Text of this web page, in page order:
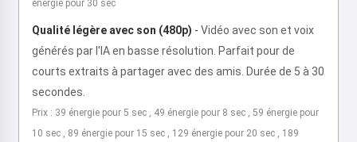
énergie pour 30 sec
Qualité légère avec son (480p) - Vidéo avec son et voix
générés par l'IA en basse résolution. Parfait pour de
courts extraits à partager avec des amis. Durée de 5 à 30
secondes.
Prix : 39 énergie pour 5 sec , 49 énergie pour 8 sec , 59 énergie pour
10 sec , 89 énergie pour 15 sec , 129 énergie pour 20 sec , 189